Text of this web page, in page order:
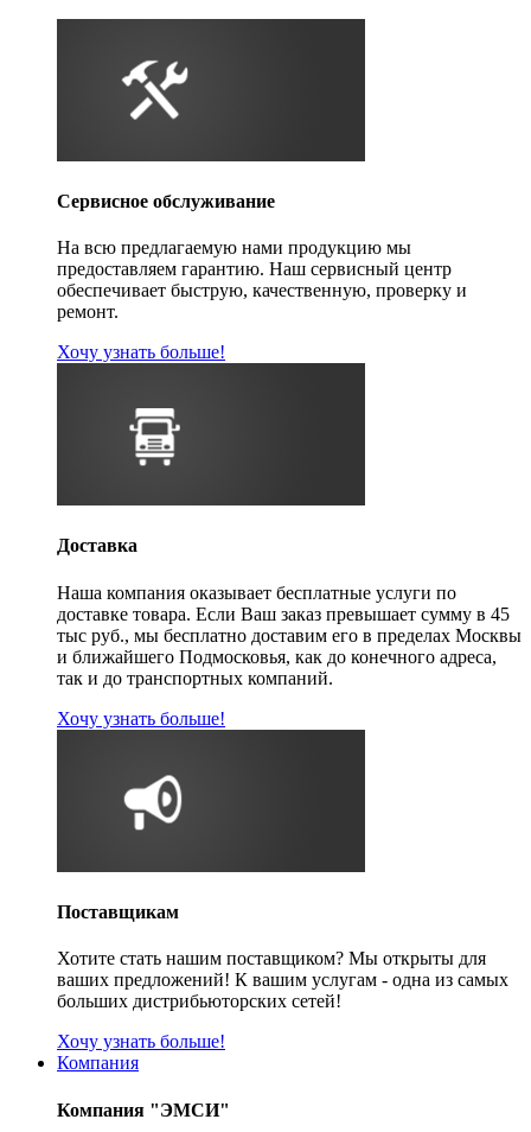
Сервисное обслуживание
На всю предлагаемую нами продукцию мы
предоставляем гарантию. Наш сервисный центр
обеспечивает быструю, качественную, проверку и
ремонт.
Хочу узнать больше!
Доставка
Наша компания оказывает бесплатные услуги по
доставке товара. Если Ваш заказ превышает сумму в 45
тыс руб., мы бесплатно доставим его в пределах Москвы
и ближайшего Подмосковья, как до конечного адреса,
так и до транспортных компаний.
Хочу узнать больше!
Поставщикам
Хотите стать нашим поставщиком? Мы открыты для
ваших предложений! К вашим услугам - одна из самых
больших дистрибьюторских сетей!
Хочу узнать больше!
Компания
Компания "ЭМСИ"